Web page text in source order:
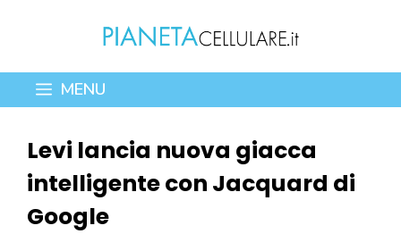
contenuto
MENU
Levi lancia nuova giacca
intelligente con Jacquard di
Google